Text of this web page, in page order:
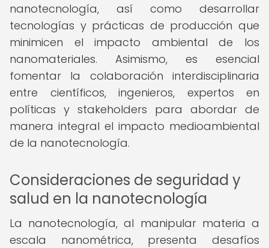
nanotecnología, así como desarrollar
tecnologías y prácticas de producción que
minimicen el impacto ambiental de los
nanomateriales. Asimismo, es esencial
fomentar la colaboración interdisciplinaria
entre científicos, ingenieros, expertos en
políticas y stakeholders para abordar de
manera integral el impacto medioambiental
de la nanotecnología.
Consideraciones de seguridad y
salud en la nanotecnología
La nanotecnología, al manipular materia a
escala nanométrica, presenta desafíos